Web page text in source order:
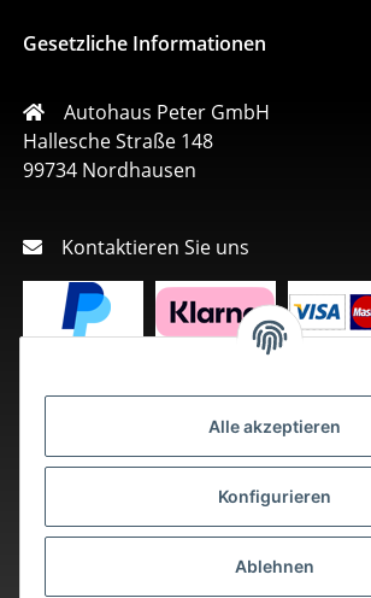
Alle akzeptieren
Konfigurieren
Ablehnen
Gesetzliche Informationen
Autohaus Peter GmbH
Hallesche Straße 148
99734 Nordhausen
Kontaktieren Sie uns